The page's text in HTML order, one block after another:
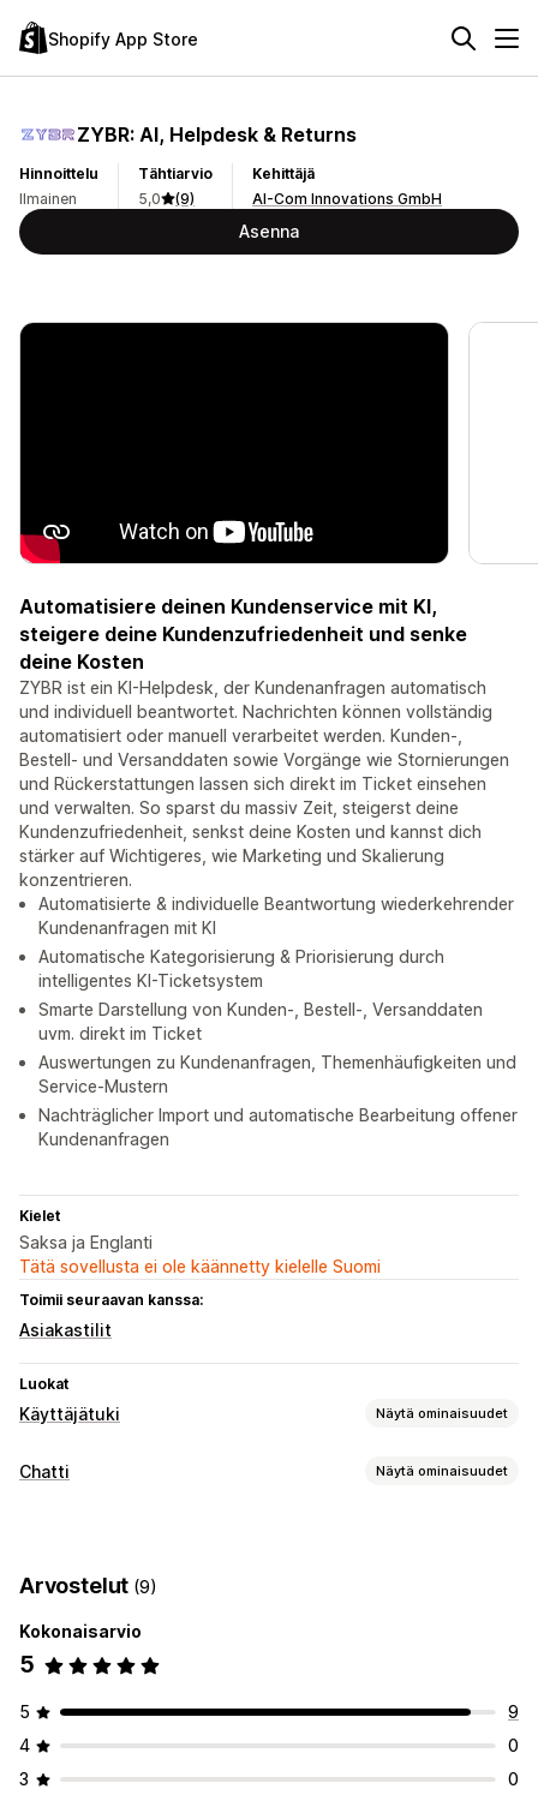
Shopify App Store
ZYBR: AI, Helpdesk & Returns
Hinnoittelu
Ilmainen
Tähtiarvio
5,0
(9)
Kehittäjä
AI-Com Innovations GmbH
Asenna
Automatisiere deinen Kundenservice mit KI,
steigere deine Kundenzufriedenheit und senke
deine Kosten
ZYBR ist ein KI-Helpdesk, der Kundenanfragen automatisch
und individuell beantwortet. Nachrichten können vollständig
automatisiert oder manuell verarbeitet werden. Kunden-,
Bestell- und Versanddaten sowie Vorgänge wie Stornierungen
und Rückerstattungen lassen sich direkt im Ticket einsehen
und verwalten. So sparst du massiv Zeit, steigerst deine
Kundenzufriedenheit, senkst deine Kosten und kannst dich
stärker auf Wichtigeres, wie Marketing und Skalierung
konzentrieren.
Automatisierte & individuelle Beantwortung wiederkehrender
Kundenanfragen mit KI
Automatische Kategorisierung & Priorisierung durch
intelligentes KI-Ticketsystem
Smarte Darstellung von Kunden-, Bestell-, Versanddaten
uvm. direkt im Ticket
Auswertungen zu Kundenanfragen, Themenhäufigkeiten und
Service-Mustern
Nachträglicher Import und automatische Bearbeitung offener
Kundenanfragen
Kielet
Saksa ja Englanti
Tätä sovellusta ei ole käännetty kielelle Suomi
Toimii seuraavan kanssa:
Asiakastilit
Luokat
Käyttäjätuki Näytä ominaisuudet
Kanavat
Työnkulun automaatio
Lippujen myynti
Automaattinen osoittaminen
Roskapostin tunnistus
Chatti Näytä ominaisuudet
Tuotesuositukset
Tilauspäivitykset
Arvostelut (9)
Kokonaisarvio
5
5
9
4
0
3
0